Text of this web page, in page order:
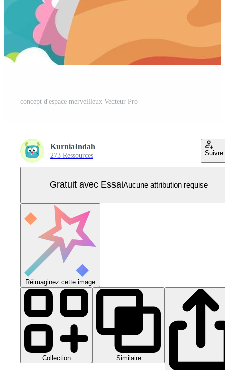
concept d'espace merveilleux Vecteur Pro
KurniaIndah
273 Ressources Suivre
Gratuit avec EssaiAucune attribution requise
Réimaginez cette image
Collection Similaire